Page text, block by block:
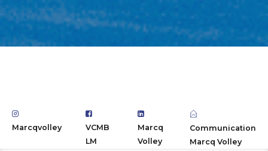
Marcqvolley
VCMB
LM
Marcq
Volley
Communication
Marcq Volley